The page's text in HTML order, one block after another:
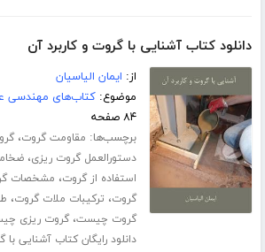
دانلود کتاب آشنایی با گروت و کاربرد آن
از: ایمان الیاسیان
موضوع:کتاب‌های مهندسی
۸۴ صفحه
برچسب‌ها: مقاومت گروت،
دستورالعمل گروت ریزی،
استفاده از گروت، مشخصات
گروت، ترکیبات ملات گروت،
گروت چیست،گروت ریزی
دانلود رایگان کتاب آشنایی با